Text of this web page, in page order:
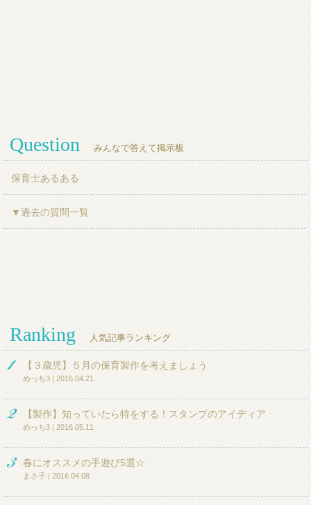
Question みんなで答えて掲示板
保育士あるある
▼過去の質問一覧
Ranking 人気記事ランキング
【３歳児】５月の保育製作を考えましょう
めっち3 | 2016.04.21
【製作】知っていたら特をする！スタンプのアイディア
めっち3 | 2016.05.11
春にオススメの手遊び5選☆
まさ子 | 2016.04.08